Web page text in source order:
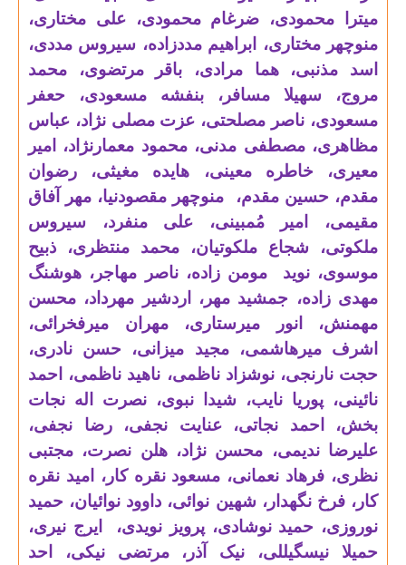
میترا محمودی، ضرغام محمودی، علی مختاری،
منوچهر مختاری، ابراهیم مددزاده، سیروس مددی،
اسد مذنبی، هما مرادی، باقر مرتضوی، محمد
مروج، سهیلا مسافر، بنفشه مسعودی، حعفر
مسعودی، ناصر مصلحتی، عزت مصلی نژاد، عباس
مظاهری، مصطفی مدنی، محمود معمارنژاد، امیر
معیری، خاطره معینی، هایده مغیثی، رضوان
مقدم، حسین مقدم، منوچهر مقصودنیا، مهر آفاق
مقیمی، امیر مُمبینی، علی منفرد، سیروس
ملکوتی، شجاع ملکوتیان، محمد منتظری، ذبیح
موسوی، نوید مومن زاده، ناصر مهاجر، هوشنگ
مهدی زاده، جمشید مهر، اردشیر مهرداد، محسن
مهمنش، انور میرستاری، مهران میرفخرائی،
اشرف میرهاشمی، مجید میزانی، حسن نادری،
حجت نارنجی، نوشزاد ناظمی، ناهید ناظمی، احمد
نائینی، پوریا نایب، شیدا نبوی، نصرت اله نجات
بخش، احمد نجاتی، عنایت نجفی، رضا نجفی،
علیرضا ندیمی، محسن نژاد، هلن نصرت، مجتبی
نظری، فرهاد نعمانی، مسعود نقره کار، امید نقره
کار، فرخ نگهدار، شهین نوائی، داوود نوائیان، حمید
نوروزی، حمید نوشادی، پرویز نویدی، ایرج نیری،
حمیلا نیسگیللی، نیک آذر، مرتضی نیکی، احد